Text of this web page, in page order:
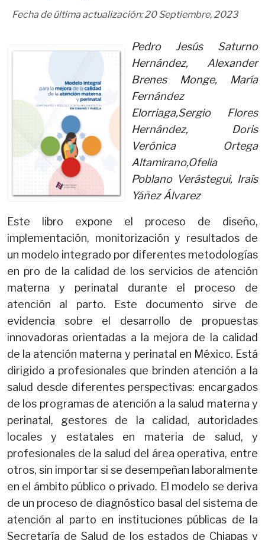
Fecha de última actualización: 20 Septiembre, 2023
Pedro Jesús Saturno
Hernández, Alexander
Brenes Monge, María
Fernández
Elorriaga,Sergio Flores
Hernández, Doris
Verónica Ortega
Altamirano,Ofelia
Poblano Verástegui, Iraís
Yáñez Álvarez
Este libro expone el proceso de diseño,
implementación, monitorización y resultados de
un modelo integrado por diferentes metodologías
en pro de la calidad de los servicios de atención
materna y perinatal durante el proceso de
atención al parto. Este documento sirve de
evidencia sobre el desarrollo de propuestas
innovadoras orientadas a la mejora de la calidad
de la atención materna y perinatal en México. Está
dirigido a profesionales que brinden atención a la
salud desde diferentes perspectivas: encargados
de los programas de atención a la salud materna y
perinatal, gestores de la calidad, autoridades
locales y estatales en materia de salud, y
profesionales de la salud del área operativa, entre
otros, sin importar si se desempeñan laboralmente
en el ámbito público o privado. El modelo se deriva
de un proceso de diagnóstico basal del sistema de
atención al parto en instituciones públicas de la
Secretaría de Salud de los estados de Chiapas y